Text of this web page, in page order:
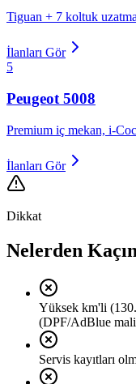
Tiguan + 7 koltuk
İlanları Gör
5
Peugeot 5008
Premium iç mekan, i-
İlanları Gör
Dikkat
Nelerden
Yüksek km'li
(DPF/AdBlue
Servis kayıtları